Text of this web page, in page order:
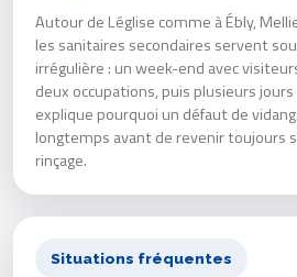
Autour de Léglise comme à Ébly,
les sanitaires secondaires servent
irrégulière : un week-end avec
deux occupations, puis plusieurs
explique pourquoi un défaut de
longtemps avant de revenir toujours
rinçage.
Situations fréquentes